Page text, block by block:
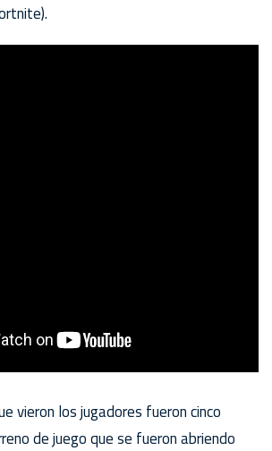
vieron los jugadores fueron cinco
de juego que se fueron abriendo